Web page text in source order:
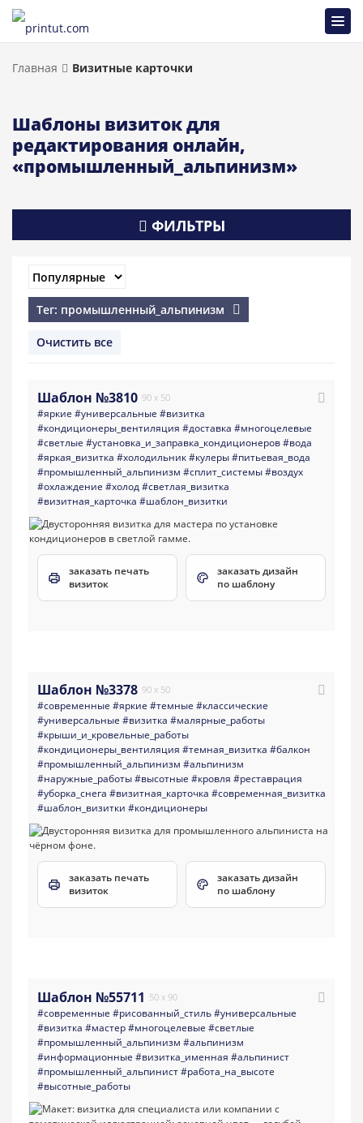
Главная Визитные карточки
Шаблоны визиток для
редактирования онлайн,
«промышленный_альпинизм»
ФИЛЬТРЫ
Тег: промышленный_альпинизм
Очистить все
Шаблон №3810 90 x 50
#яркие #универсальные #визитка
#кондиционеры_вентиляция #доставка #многоцелевые
#светлые #установка_и_заправка_кондиционеров#вода
#яркая_визитка #холодильник#кулеры#питьевая_вода
#промышленный_альпинизм #сплит_системы#воздух
#охлаждение #холод#светлая_визитка
#визитная_карточка #шаблон_визитки
заказать печать
визиток
заказать дизайн
по шаблону
Шаблон №3378 90 x 50
#современные #яркие #темные #классические
#универсальные #визитка #малярные_работы
#крыши_и_кровельные_работы
#кондиционеры_вентиляция #темная_визитка #балкон
#промышленный_альпинизм #альпинизм
#наружные_работы#высотные #кровля #реставрация
#уборка_снега #визитная_карточка #современная_визитка
#шаблон_визитки #кондиционеры
заказать печать
визиток
заказать дизайн
по шаблону
Шаблон №55711 50 x 90
#современные #рисованный_стиль#универсальные
#визитка #мастер#многоцелевые #светлые
#промышленный_альпинизм #альпинизм
#информационные #визитка_именная #альпинист
#промышленный_альпинист#работа_на_высоте
#высотные_работы